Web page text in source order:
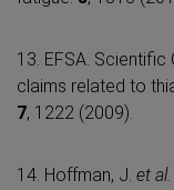
13. EFSA.
claims related to
7, 1222 (2009).
14. Hoffman, J. et al.